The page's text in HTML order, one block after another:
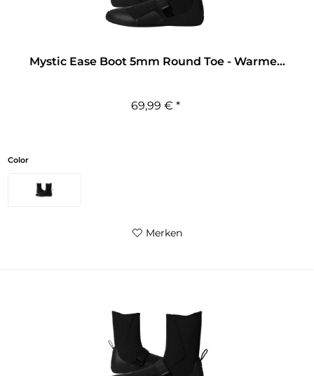
Mystic Ease Boot 5mm Round Toe - Warme...
69,99 € *
Color
Merken